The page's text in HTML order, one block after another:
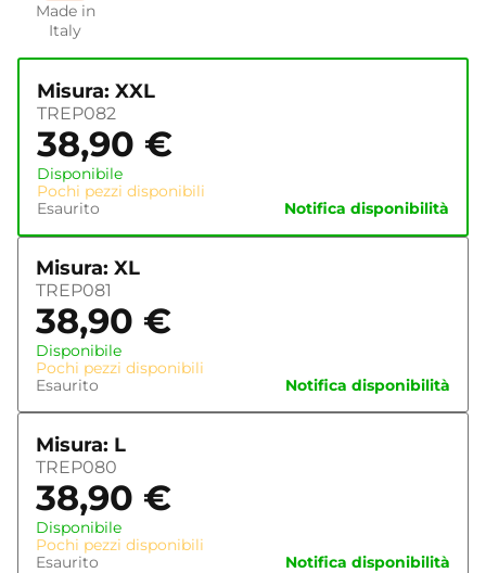
Made in
Italy
Misura: XXL
TREP082
38,90 €
Disponibile
Pochi pezzi disponibili
Esaurito
Notifica disponibilità
Misura: XL
TREP081
38,90 €
Disponibile
Pochi pezzi disponibili
Esaurito
Notifica disponibilità
Misura: L
TREP080
38,90 €
Disponibile
Pochi pezzi disponibili
Esaurito
Notifica disponibilità